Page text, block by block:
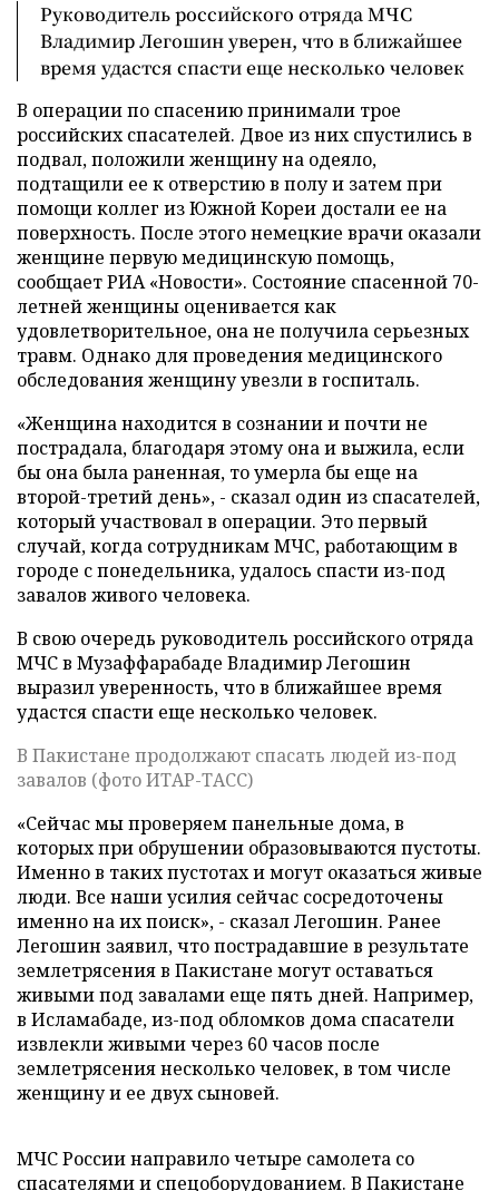
Руководитель российского отряда МЧС
Владимир Легошин уверен, что в ближайшее
время удастся спасти еще несколько человек
В операции по спасению принимали трое
российских спасателей. Двое из них спустились в
подвал, положили женщину на одеяло,
подтащили ее к отверстию в полу и затем при
помощи коллег из Южной Кореи достали ее на
поверхность. После этого немецкие врачи оказали
женщине первую медицинскую помощь,
сообщает РИА «Новости». Состояние спасенной 70-
летней женщины оценивается как
удовлетворительное, она не получила серьезных
травм. Однако для проведения медицинского
обследования женщину увезли в госпиталь.
«Женщина находится в сознании и почти не
пострадала, благодаря этому она и выжила, если
бы она была раненная, то умерла бы еще на
второй-третий день», - сказал один из спасателей,
который участвовал в операции. Это первый
случай, когда сотрудникам МЧС, работающим в
городе с понедельника, удалось спасти из-под
завалов живого человека.
В свою очередь руководитель российского отряда
МЧС в Музаффарабаде Владимир Легошин
выразил уверенность, что в ближайшее время
удастся спасти еще несколько человек.
В Пакистане продолжают спасать людей из-под
завалов (фото ИТАР-ТАСС)
«Сейчас мы проверяем панельные дома, в
которых при обрушении образовываются пустоты.
Именно в таких пустотах и могут оказаться живые
люди. Все наши усилия сейчас сосредоточены
именно на их поиск», - сказал Легошин. Ранее
Легошин заявил, что пострадавшие в результате
землетрясения в Пакистане могут оставаться
живыми под завалами еще пять дней. Например,
в Исламабаде, из-под обломков дома спасатели
извлекли живыми через 60 часов после
землетрясения несколько человек, в том числе
женщину и ее двух сыновей.
МЧС России направило четыре самолета со
спасателями и спецоборудованием. В Пакистане